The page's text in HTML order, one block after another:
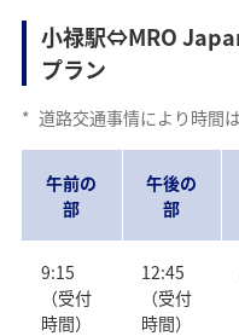
小禄駅⇔MRO
プラン
* 道路交通事情により時間
午前の
部
午後の
部
9:15
（受付
時間）
12:45
（受付
時間）